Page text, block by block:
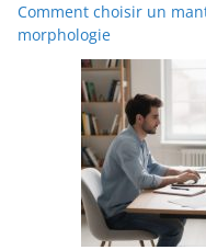
Comment choisir un
morphologie